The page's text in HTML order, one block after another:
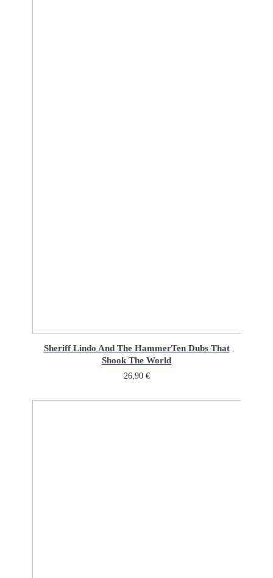
Sheriff Lindo And The HammerTen Dubs That
Shook The World
26,90 €